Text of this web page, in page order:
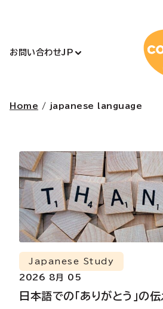
お問い合わせJP
Home / japanese language
日本語での「ありがとう」の
Japanese Study
2026 8月 05